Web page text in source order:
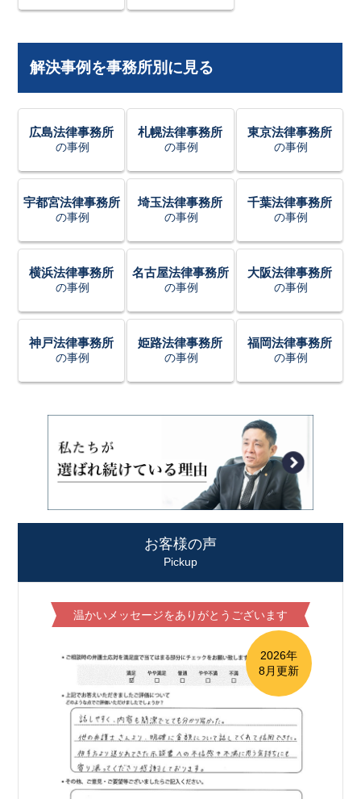
解決事例を事務所別に見る
広島法律事務所
の事例
札幌法律事務所
の事例
東京法律事務所
の事例
宇都宮法律事務所
の事例
埼玉法律事務所
の事例
千葉法律事務所
の事例
横浜法律事務所
の事例
名古屋法律事務所
の事例
大阪法律事務所
の事例
神戸法律事務所
の事例
姫路法律事務所
の事例
福岡法律事務所
の事例
お客様の声
Pickup
温かいメッセージをありがとうございます
2026年
8月更新